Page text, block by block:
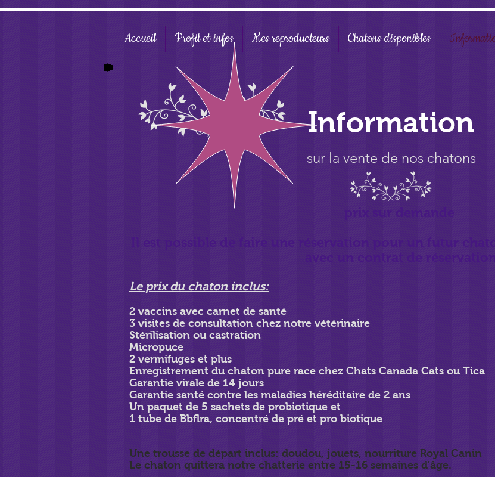
Accueil Profil et infos Mes reproducteurs Chatons disponibles
Information
sur la vente de nos chatons
prix sur demande
Il est possible de faire une réservation pour un futur
avec un contrat de
Le prix du chaton inclus:
2 vaccins avec carnet de santé
3 visites de consultation chez notre vétérinaire
Stérilisation ou castration
Micropuce
2 vermifuges et plus
Enregistrement du chaton pure race chez Chats Canada Cats ou Tica
Garantie virale de 14 jours
Garantie santé contre les maladies héréditaire de 2 ans
Un paquet de 5 sachets de probiotique et
1 tube de Bbflra, concentré de pré et pro biotique
Une trousse de départ inclus: doudou, jouets, nourriture Royal Canin
Le chaton quittera notre chatterie entre 15-16 semaines d'âge.